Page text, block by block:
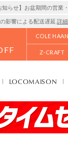
知らせ】お盆期間の営業
影響による配送遅延 詳細
COLE HAAN
Z-CRAFT
LOCOMAISON